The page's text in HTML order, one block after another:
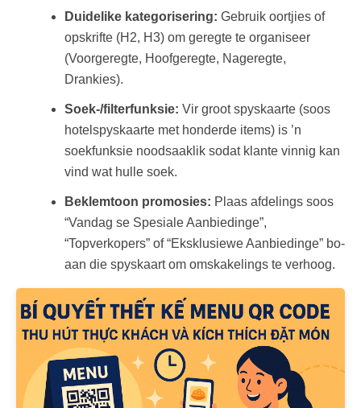
Duidelike kategorisering: Gebruik oortjies of
opskrifte (H2, H3) om geregte te organiseer
(Voorgeregte, Hoofgeregte, Nageregte,
Drankies).
Soek-/filterfunksie: Vir groot spyskaarte (soos
hotelspyskaarte met honderde items) is ’n
soekfunksie noodsaaklik sodat klante vinnig kan
vind wat hulle soek.
Beklemtoon promosies: Plaas afdelings soos
“Vandag se Spesiale Aanbiedinge”,
“Topverkopers” of “Eksklusiewe Aanbiedinge” bo-
aan die spyskaart om omskakelings te verhoog.